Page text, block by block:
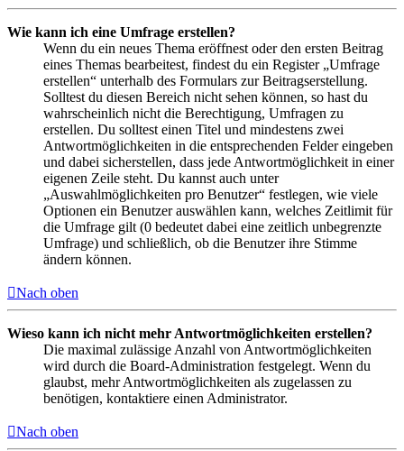
Wie kann ich eine Umfrage erstellen?
Wenn du ein neues Thema eröffnest oder den ersten Beitrag
eines Themas bearbeitest, findest du ein Register „Umfrage
erstellen“ unterhalb des Formulars zur Beitragserstellung.
Solltest du diesen Bereich nicht sehen können, so hast du
wahrscheinlich nicht die Berechtigung, Umfragen zu
erstellen. Du solltest einen Titel und mindestens zwei
Antwortmöglichkeiten in die entsprechenden Felder eingeben
und dabei sicherstellen, dass jede Antwortmöglichkeit in einer
eigenen Zeile steht. Du kannst auch unter
„Auswahlmöglichkeiten pro Benutzer“ festlegen, wie viele
Optionen ein Benutzer auswählen kann, welches Zeitlimit für
die Umfrage gilt (0 bedeutet dabei eine zeitlich unbegrenzte
Umfrage) und schließlich, ob die Benutzer ihre Stimme
ändern können.
Nach oben
Wieso kann ich nicht mehr Antwortmöglichkeiten erstellen?
Die maximal zulässige Anzahl von Antwortmöglichkeiten
wird durch die Board-Administration festgelegt. Wenn du
glaubst, mehr Antwortmöglichkeiten als zugelassen zu
benötigen, kontaktiere einen Administrator.
Nach oben